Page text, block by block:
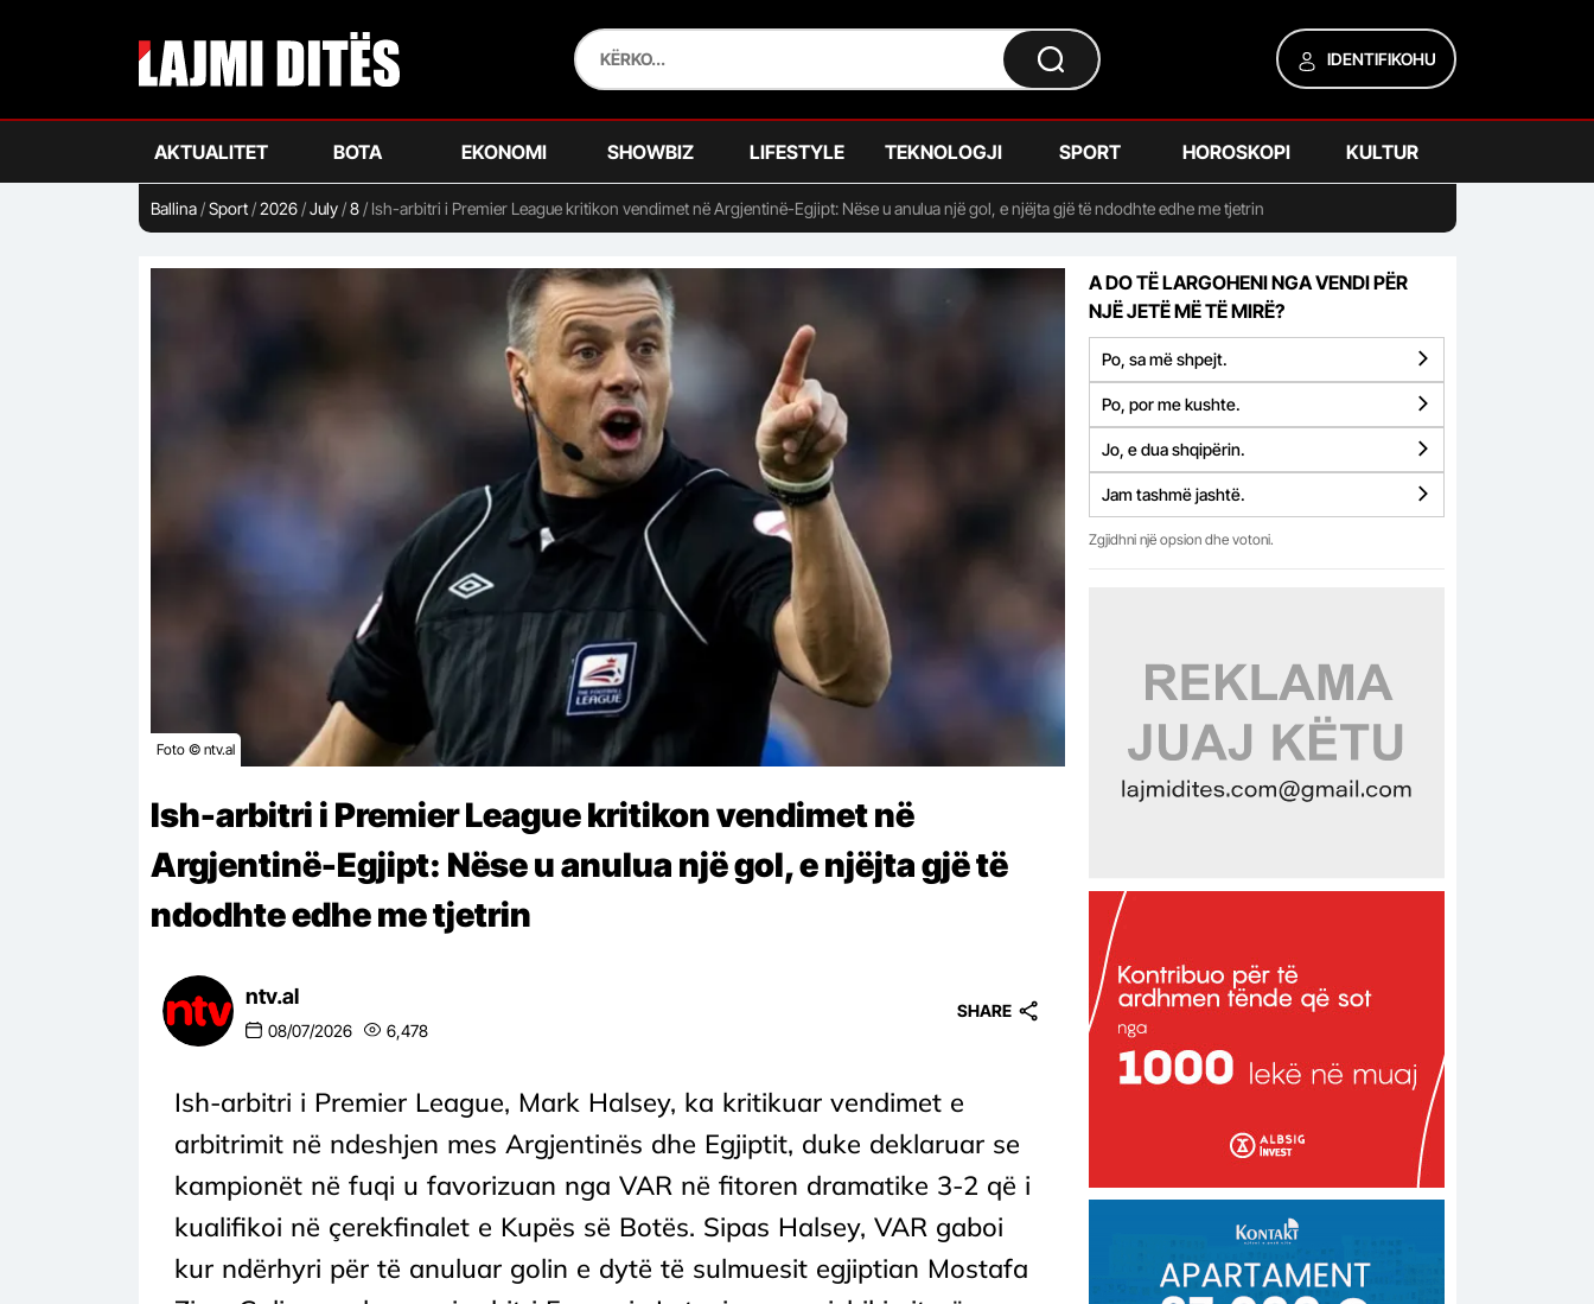
IDENTIFIKOHU
AKTUALITET BOTA EKONOMI SHOWBIZ LIFESTYLE TEKNOLOGJI SPORT HOROSKOPI KULTUR
Ballina/Sport/2026/July/8/ Ish-arbitri i Premier League kritikon vendimet në Argjentinë-Egjipt: Nëse u anulua një gol, e njëjta gjë të ndodhte edhe me tjetrin
Foto © ntv.al
Ish-arbitri i Premier League kritikon vendimet në
Argjentinë-Egjipt: Nëse u anulua një gol, e njëjta gjë të
ndodhte edhe me tjetrin
ntv.al
08/07/2026 6,478
SHARE
Ish-arbitri i Premier League, Mark Halsey, ka kritikuar vendimet e
arbitrimit në ndeshjen mes Argjentinës dhe Egjiptit, duke deklaruar se
kampionët në fuqi u favorizuan nga VAR në fitoren dramatike 3-2 që i
kualifikoi në çerekfinalet e Kupës së Botës. Sipas Halsey, VAR gaboi
kur ndërhyri për të anuluar golin e dytë të sulmuesit egjiptian Mostafa
A DO TË LARGOHENI NGA VENDI PËR
NJË JETË MË TË MIRË?
Po, sa më shpejt.
Po, por me kushte.
Jo, e dua shqipërin.
Jam tashmë jashtë.
Zgjidhni një opsion dhe votoni.